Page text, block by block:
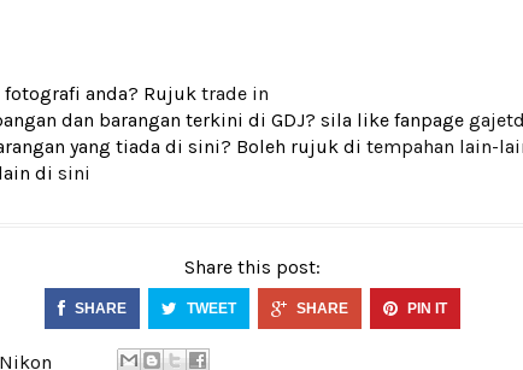
anda? Rujuk trade in
dan barangan terkini di GDJ? sila like fanpage
yang tiada di sini? Boleh rujuk di tempahan lain-
di sini
Share this post:
SHARE TWEET SHARE PIN IT
Nikon